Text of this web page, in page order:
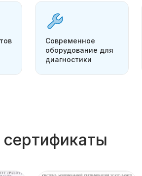
Современное
оборудование для
диагностики